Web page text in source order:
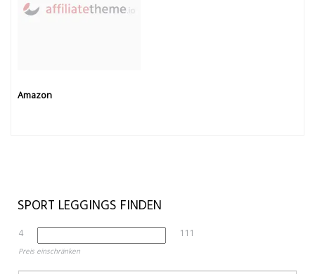
Amazon
SPORT LEGGINGS FINDEN
4 111
Preis einschränken